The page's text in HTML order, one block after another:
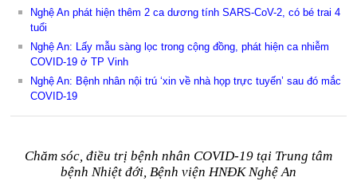
Nghệ An phát hiện thêm 2 ca dương tính SARS-CoV-2, có bé trai 4
tuổi
Nghệ An: Lấy mẫu sàng lọc trong cộng đồng, phát hiện ca nhiễm
COVID-19 ở TP Vinh
Nghệ An: Bệnh nhân nội trú ‘xin về nhà họp trực tuyến’ sau đó mắc
COVID-19
Chăm sóc, điều trị bệnh nhân COVID-19 tại Trung tâm
bệnh Nhiệt đới, Bệnh viện HNĐK Nghệ An